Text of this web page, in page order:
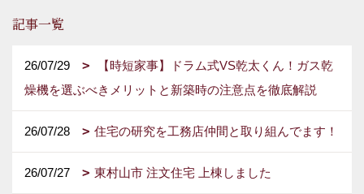
記事一覧
26/07/29
【時短家事】ドラム式VS乾太くん！ガス乾
燥機を選ぶべきメリットと新築時の注意点を徹底解説
26/07/28 住宅の研究を工務店仲間と取り組んでます！
26/07/27 東村山市 注文住宅 上棟しました